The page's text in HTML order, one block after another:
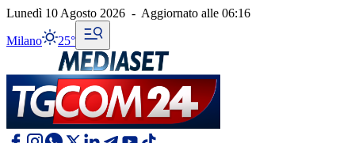
Lunedì 10 Agosto 2026 - Aggiornato alle 06:16
Milano 25°